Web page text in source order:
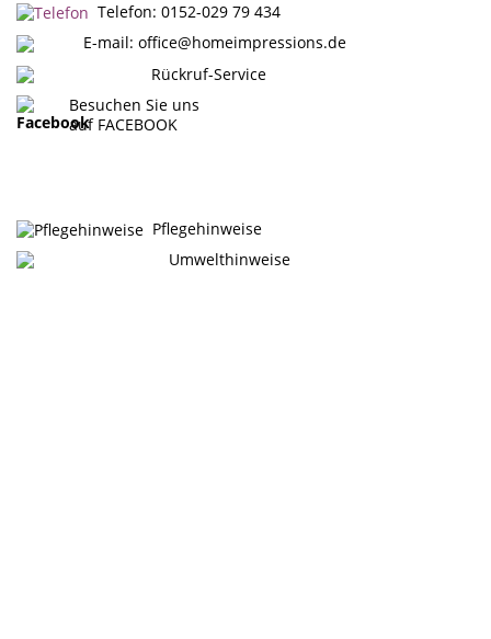
Telefon: 0152-029 79 434
E-mail: office@homeimpressions.de
Rückruf-Service
Besuchen Sie uns
auf FACEBOOK
Pflegehinweise
Umwelthinweise